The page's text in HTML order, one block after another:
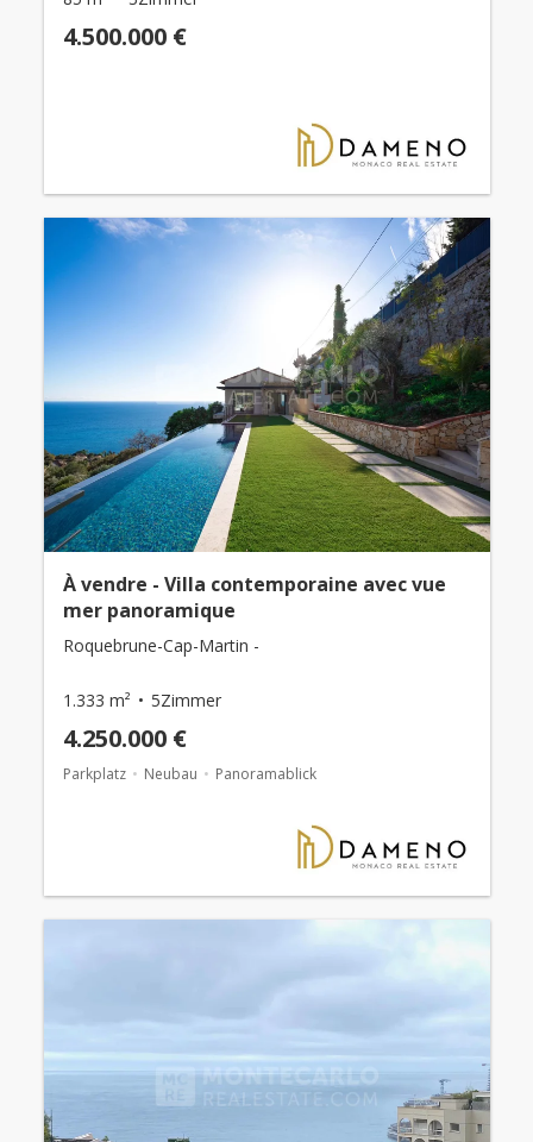
4.500.000 €
À vendre - Villa contemporaine avec vue
mer panoramique
Roquebrune-Cap-Martin -
1.333 m² 5Zimmer
4.250.000 €
Parkplatz Neubau Panoramablick